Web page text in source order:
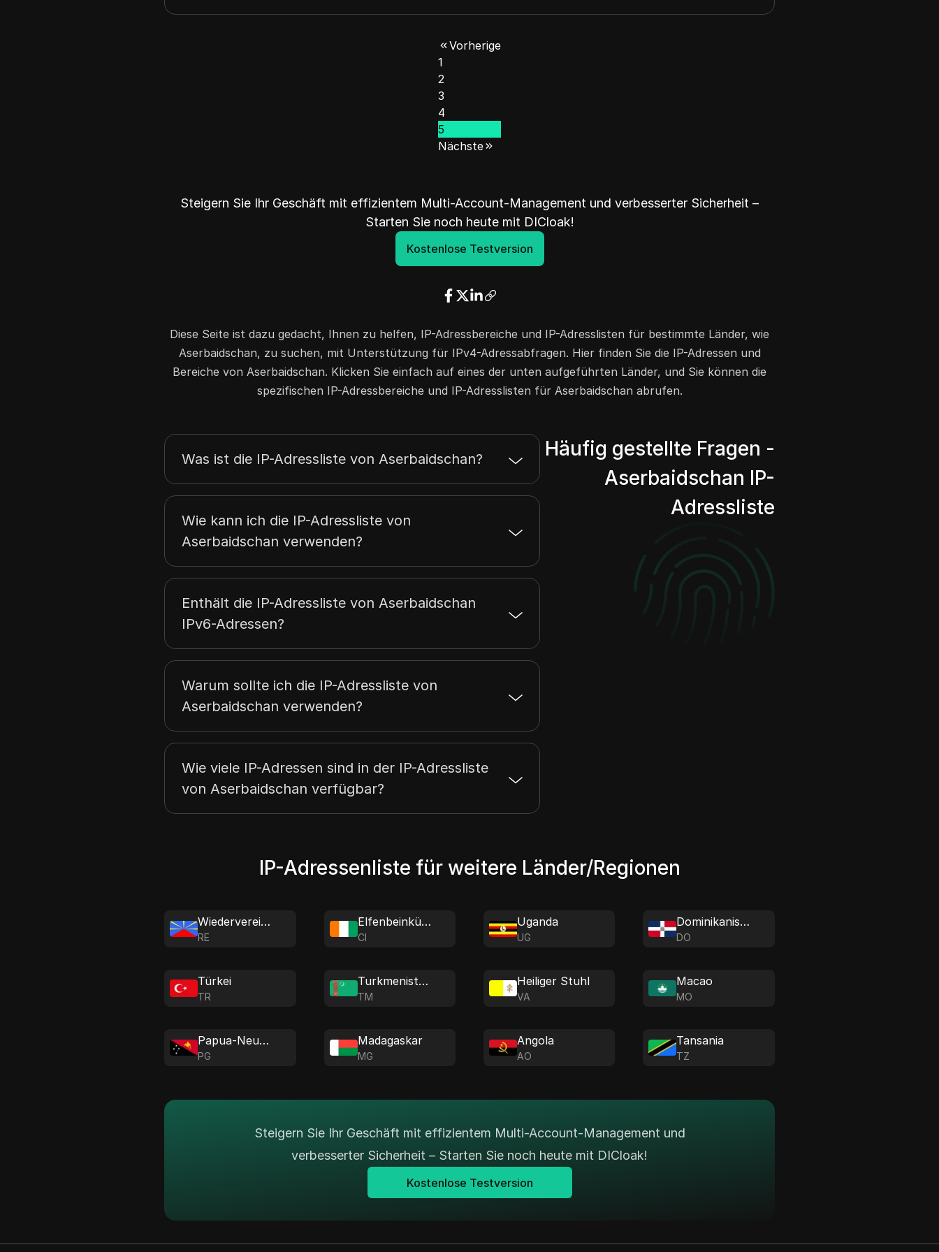
Vorherige
1
2
3
4
5
Nächste
Steigern Sie Ihr Geschäft mit effizientem Multi-Account-Management und verbesserter Sicherheit –
Starten Sie noch heute mit DICloak!
Kostenlose Testversion
Diese Seite ist dazu gedacht, Ihnen zu helfen, IP-Adressbereiche und IP-Adresslisten für bestimmte Länder, wie
Aserbaidschan, zu suchen, mit Unterstützung für IPv4-Adressabfragen. Hier finden Sie die IP-Adressen und
Bereiche von Aserbaidschan. Klicken Sie einfach auf eines der unten aufgeführten Länder, und Sie können die
spezifischen IP-Adressbereiche und IP-Adresslisten für Aserbaidschan abrufen.
Häufig gestellte Fragen -
Aserbaidschan IP-
Adressliste
Was ist die IP-Adressliste von Aserbaidschan?
Wie kann ich die IP-Adressliste von
Aserbaidschan verwenden?
Enthält die IP-Adressliste von Aserbaidschan
IPv6-Adressen?
Warum sollte ich die IP-Adressliste von
Aserbaidschan verwenden?
Wie viele IP-Adressen sind in der IP-Adressliste
von Aserbaidschan verfügbar?
IP-Adressenliste für weitere Länder/Regionen
Wiedervereinigung
RE
Elfenbeinküste
CI
Uganda
UG
Dominikanische Republik
DO
Türkei
TR
Turkmenistan
TM
Heiliger Stuhl
VA
Macao
MO
Papua-Neuguinea
PG
Madagaskar
MG
Angola
AO
Tansania
TZ
Steigern Sie Ihr Geschäft mit effizientem Multi-Account-Management und
verbesserter Sicherheit – Starten Sie noch heute mit DICloak!
Kostenlose Testversion